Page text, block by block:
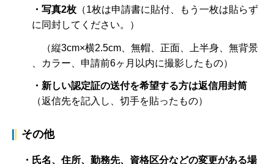
・写真2枚 （1枚は申請書に貼付、もう一枚は貼らず
に同封してください。）
（縦3cm×横2.5cm、無帽、正面、上半身、無背景
、カラー、申請前6ヶ月以内に撮影したもの）
・新しい認定証の送付を希望する方は返信用封筒
（返信先を記入し、切手を貼ったもの）
その他
・氏名、住所、勤務先、資格区分などの変更がある場